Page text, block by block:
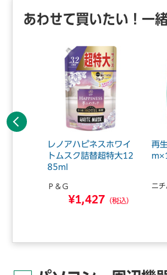
あわせて買いたい！一
レノアハピネスホワイ
トムスク詰替超特大12
85ml
Ｐ＆Ｇ
¥1,427 （税込）
再
ニチ
前へ